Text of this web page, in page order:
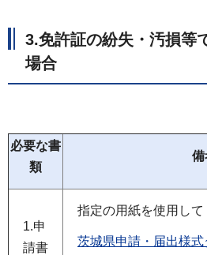
3.免許証の紛失・汚損等
場合
必要な書
類
備
1.申
請書
指定の用紙を使用して
茨城県申請・届出様